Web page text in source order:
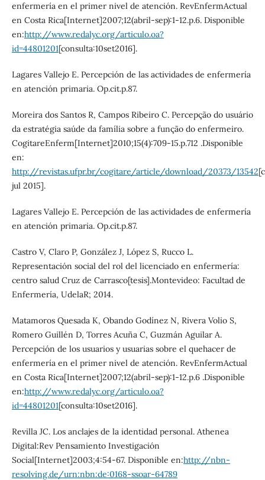
enfermería en el primer nivel de atención. RevEnfermActual
en Costa Rica[Internet]2007;12(abril-sep):1-12.p.6. Disponible
en:http://www.redalyc.org/articulo.oa?
id=44801201[consulta:10set2016].
Lagares Vallejo E. Percepción de las actividades de enfermería
en atención primaria. Op.cit.p.87.
Moreira dos Santos R, Campos Ribeiro C. Percepção do usuário
da estratégia saúde da família sobre a função do enfermeiro.
CogitareEnferm[Internet]2010;15(4):709-15.p.712 .Disponible
en:
http://revistas.ufpr.br/cogitare/article/download/20373/13542
jul 2015].
Lagares Vallejo E. Percepción de las actividades de enfermería
en atención primaria. Op.cit.p.87.
Castro V, Claro P, González J, López S, Rucco L.
Representación social del rol del licenciado en enfermería:
centro salud Cruz de Carrasco[tesis].Montevideo: Facultad de
Enfermería, UdelaR; 2014.
Matamoros Quesada K, Obando Godínez N, Rivera Volio S,
Romero Guillén D, Torres Acuña C, Guzmán Aguilar A.
Percepción de los usuarios y usuarias sobre el quehacer de
enfermería en el primer nivel de atención. RevEnfermActual
en Costa Rica[Internet]2007;12(abril-sep):1-12.p.6 .Disponible
en:http://www.redalyc.org/articulo.oa?
id=44801201[consulta:10set2016].
Revilla JC. Los anclajes de la identidad personal. Athenea
Digital:Rev Pensamiento Investigación
Social[Internet]2003;4:54-67. Disponible en:http://nbn-
resolving.de/urn:nbn:de:0168-ssoar-64789